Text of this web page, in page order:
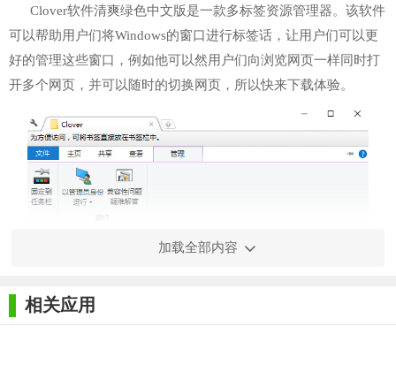
Clover软件清爽绿色中文版是一款多标签资源管理器。该软件
可以帮助用户们将Windows的窗口进行标签话，让用户们可以更
好的管理这些窗口，例如他可以然用户们向浏览网页一样同时打
开多个网页，并可以随时的切换网页，所以快来下载体验。
【Clover软件清爽绿色中文版快捷键】
加载全部内容
相关应用